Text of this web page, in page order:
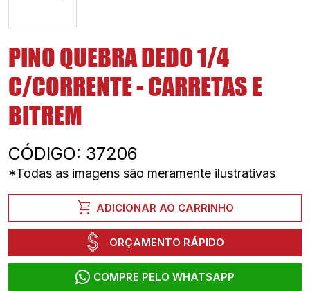
PINO QUEBRA DEDO 1/4
C/CORRENTE - CARRETAS E
BITREM
CÓDIGO: 37206
*Todas as imagens são meramente ilustrativas
shopping_cart ADICIONAR AO CARRINHO
ORÇAMENTO RÁPIDO
COMPRE PELO WHATSAPP